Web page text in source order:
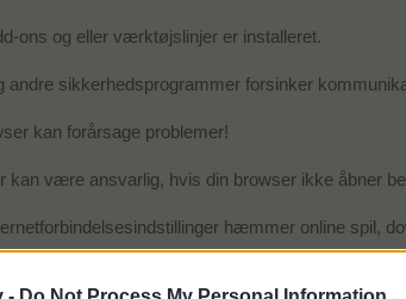
ons og eller værktøjslinjer er installeret.
andre sikkerhedsprogrammer forsinker
kan forårsage problemer!
kan være ansvarlig, hvis din browser ikke åbner
hæmmer online spil,
systemindstillinger.